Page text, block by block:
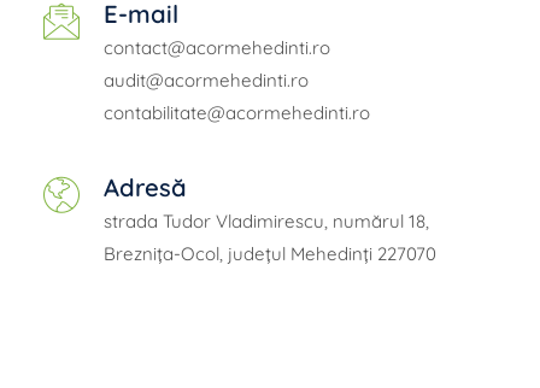
E-mail
contact@acormehedinti.ro
audit@acormehedinti.ro
contabilitate@acormehedinti.ro
Adresă
strada Tudor Vladimirescu, numărul 18,
Breznița-Ocol, județul Mehedinți 227070